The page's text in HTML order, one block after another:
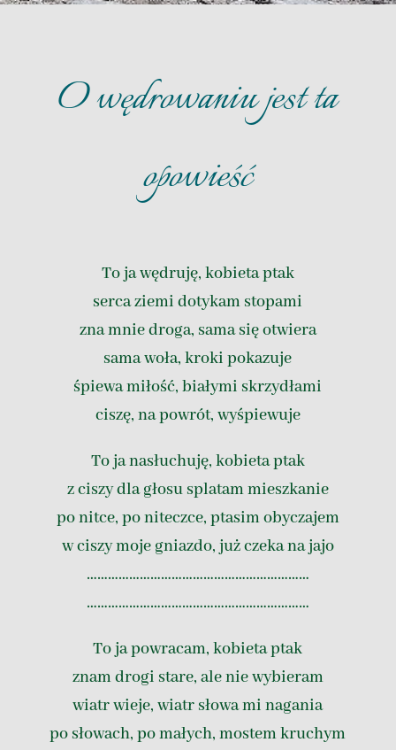
O wędrowaniu jest ta
opowieść
To ja wędruję, kobieta ptak
serca ziemi dotykam stopami
zna mnie droga, sama się otwiera
sama woła, kroki pokazuje
śpiewa miłość, białymi skrzydłami
ciszę, na powrót, wyśpiewuje
To ja nasłuchuję, kobieta ptak
z ciszy dla głosu splatam mieszkanie
po nitce, po niteczce, ptasim obyczajem
w ciszy moje gniazdo, już czeka na jajo
………………………………………………………
………………………………………………………
To ja powracam, kobieta ptak
znam drogi stare, ale nie wybieram
wiatr wieje, wiatr słowa mi nagania
po słowach, po małych, mostem kruchym